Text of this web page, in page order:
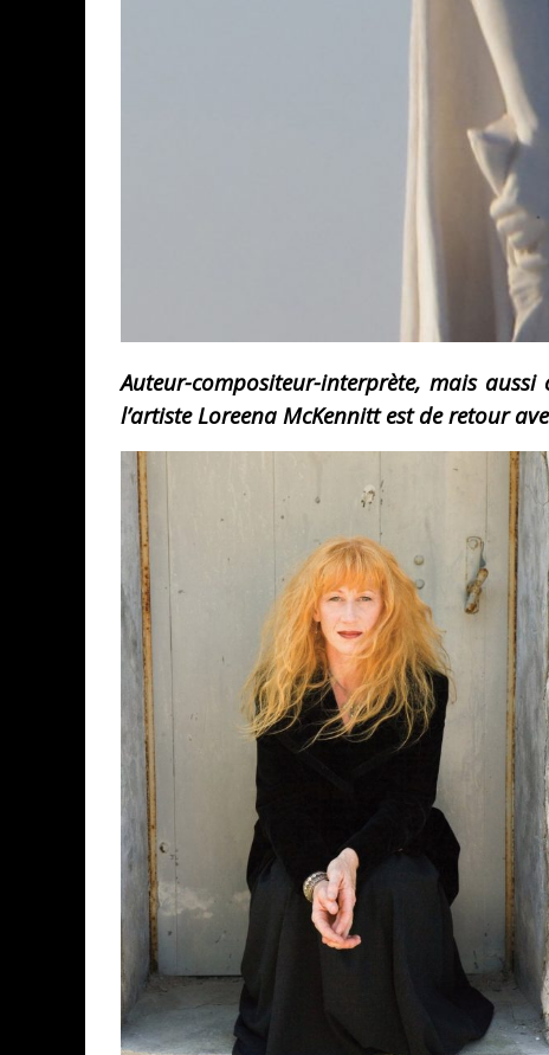
Auteur-compositeur-interprète, mais
l’artiste Loreena McKennitt est de retour